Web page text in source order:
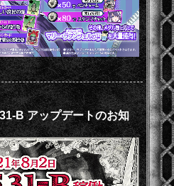
B アップデートのお知